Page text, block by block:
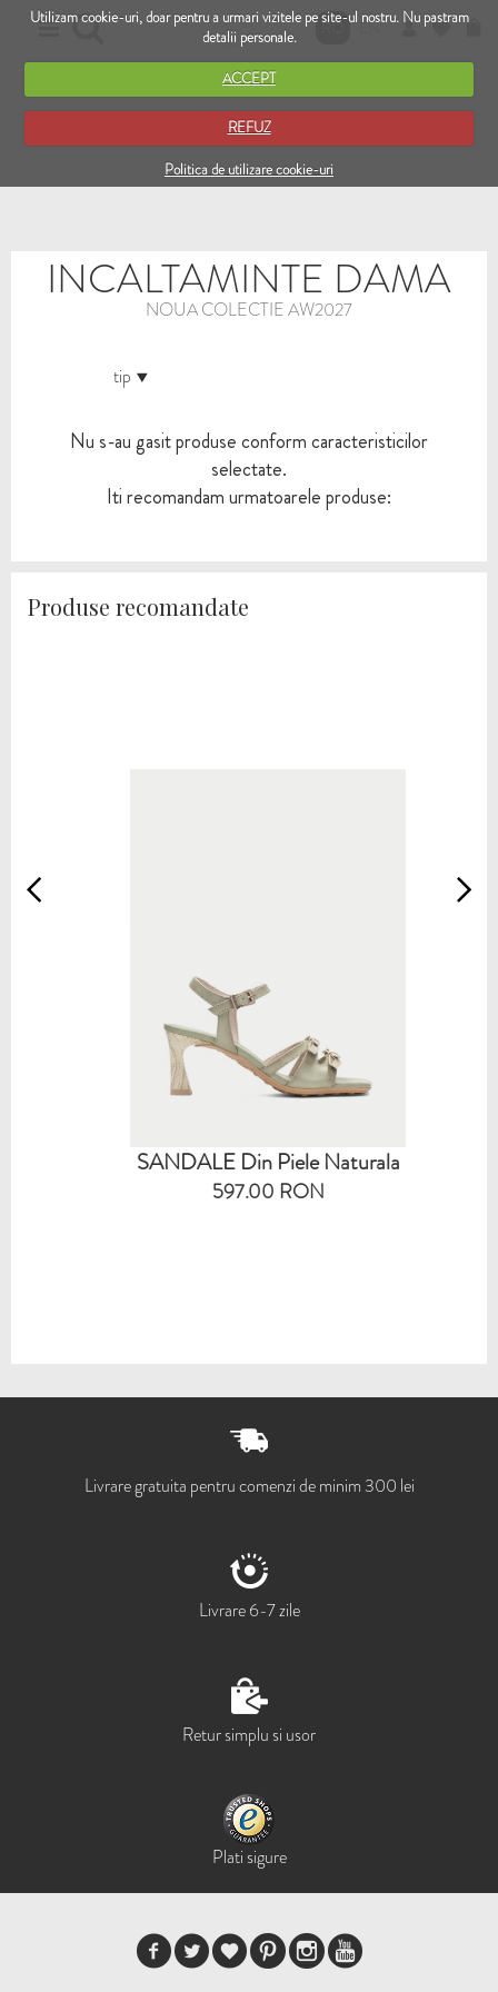
Utilizam cookie-uri, doar pentru a urmari vizitele pe site-ul nostru. Nu pastram
detalii personale.
ACCEPT
REFUZ
Politica de utilizare cookie-uri
RO EN
INCALTAMINTE DAMA
NOUA COLECTIE AW2027
tip
Nu s-au gasit produse conform caracteristicilor
selectate.
Iti recomandam urmatoarele produse:
Produse recomandate
SANDALE Din Piele Naturala
597.00 RON
Livrare gratuita pentru comenzi de minim 300 lei
Livrare 6-7 zile
Retur simplu si usor
Plati sigure